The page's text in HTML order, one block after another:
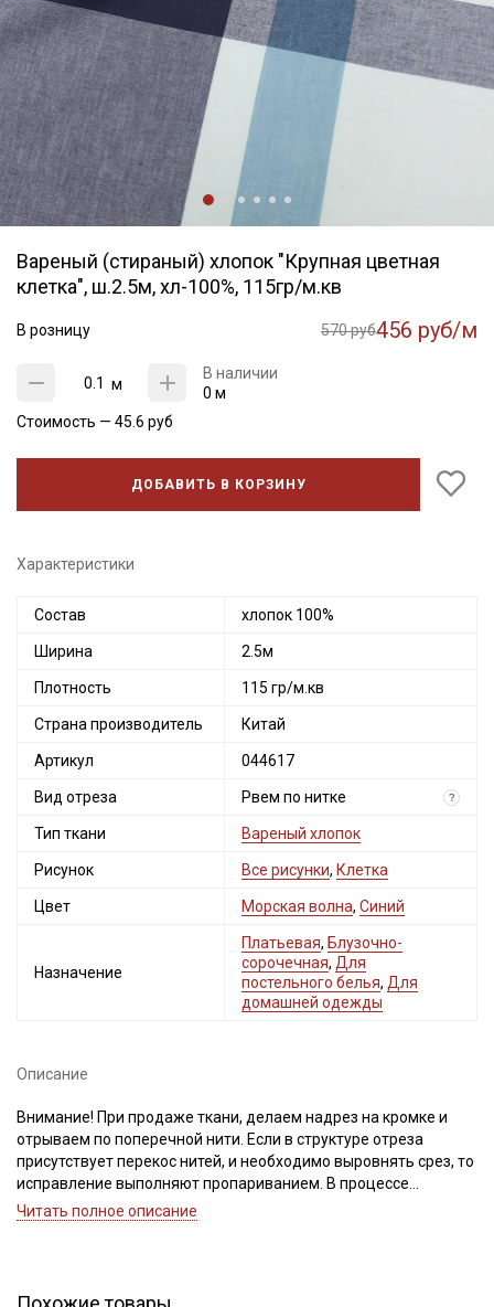
Вареный (стираный) хлопок "Крупная цветная
клетка", ш.2.5м, хл-100%, 115гр/м.кв
В розницу 570 руб456 руб/м
м
В наличии
0 м
Стоимость — 45.6 руб
ДОБАВИТЬ В КОРЗИНУ
Характеристики
Состав хлопок 100%
Ширина 2.5м
Плотность 115 гр/м.кв
Страна производитель Китай
Артикул 044617
Вид отреза Рвем по нитке ?
Тип ткани Вареный хлопок
Рисунок Все рисунки, Клетка
Цвет Морская волна, Синий
Назначение
Платьевая, Блузочно-
сорочечная, Для
постельного белья, Для
домашней одежды
Описание
Внимание! При продаже ткани, делаем надрез на кромке и
отрываем по поперечной нити. Если в структуре отреза
присутствует перекос нитей, и необходимо выровнять срез, то
исправление выполняют пропариванием. В процессе
пропаривания нити основы и утка расправляют, аккуратно
стирки. Просим учитывать это при заказе.
Читать полное описание